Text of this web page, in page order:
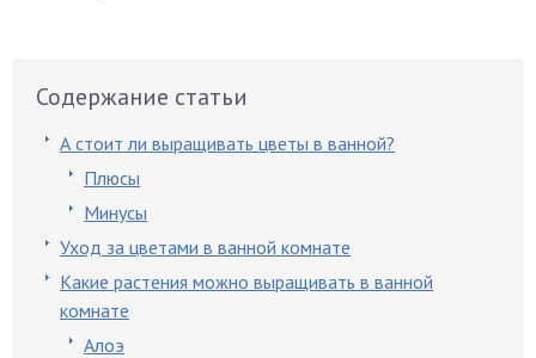
Содержание статьи
А стоит ли выращивать цветы в ванной?
Плюсы
Минусы
Уход за цветами в ванной комнате
Какие растения можно выращивать в ванной
комнате
Алоэ